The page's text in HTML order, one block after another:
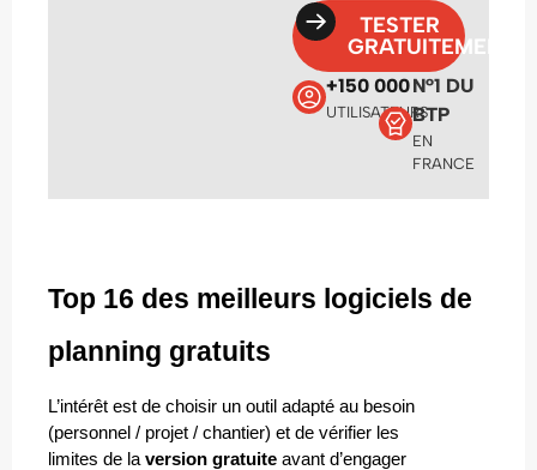
TESTER
GRATUITEMENT
+150 000
UTILISATEURS
N°1 DU
BTP
EN
FRANCE
Top 16 des meilleurs logiciels de
planning gratuits
L’intérêt est de choisir un outil adapté au besoin
(personnel / projet / chantier) et de vérifier les
limites de la version gratuite avant d’engager